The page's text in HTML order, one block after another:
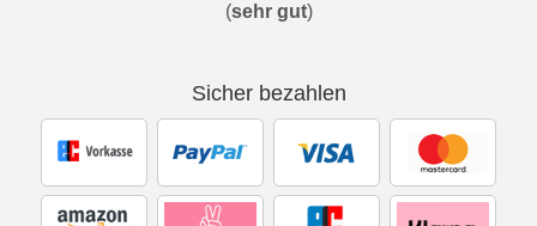
(sehr gut)
Sicher bezahlen